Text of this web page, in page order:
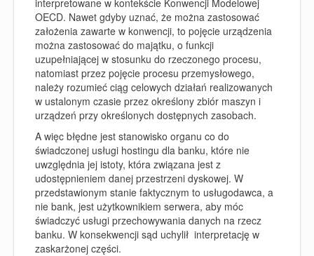
OECD. Nawet gdyby uznać, że można zastosować
założenia zawarte w konwencji, to pojęcie urządzenia
można zastosować do majątku, o funkcji
uzupełniającej w stosunku do rzeczonego procesu,
natomiast przez pojęcie procesu przemysłowego,
należy rozumieć ciąg celowych działań realizowanych
w ustalonym czasie przez określony zbiór maszyn i
urządzeń przy określonych dostępnych zasobach.
A więc błędne jest stanowisko organu co do
świadczonej usługi hostingu dla banku, które nie
uwzględnia jej istoty, która związana jest z
udostępnieniem danej przestrzeni dyskowej. W
przedstawionym stanie faktycznym to usługodawca, a
nie bank, jest użytkownikiem serwera, aby móc
świadczyć usługi przechowywania danych na rzecz
banku. W konsekwencji sąd uchylił interpretację w
zaskarżonej części.